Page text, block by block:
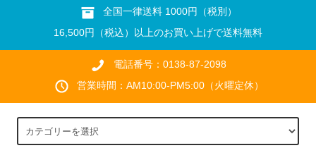
全国一律送料 1000円（税別）
16,500円（税込）以上のお買い上げで送料無料
電話番号：0138-87-2098
営業時間：AM10:00-PM5:00（火曜定休）